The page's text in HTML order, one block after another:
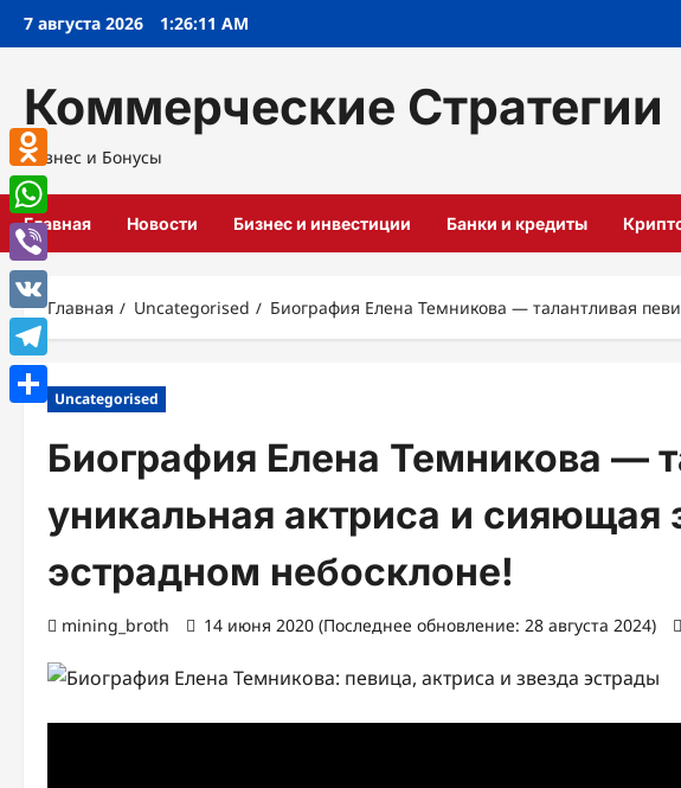
Перейти
7 августа 2026 1:26:12 AM
Коммерческие Стратегии
Бизнес и Бонусы
Главная Новости Бизнес и инвестиции Банки и кредиты
Главная Uncategorised Биография Елена Темникова — талантливая
Uncategorised
Биография Елена Темникова —
уникальная актриса и сияющая
эстрадном небосклоне!
mining_broth 14 июня 2020 (Последнее обновление: 28 августа 2024)
Odnoklassniki
WhatsApp
Viber
VK
Telegram